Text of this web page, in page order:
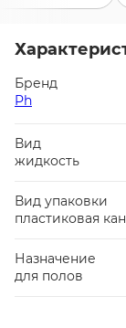
Бренд
Ph
Вид
жидкость
Вид упаковки
пластиковая
Назначение
для полов